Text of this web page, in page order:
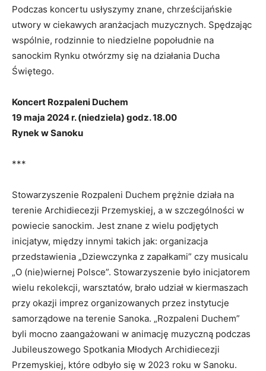
Podczas koncertu usłyszymy znane, chrześcijańskie
utwory w ciekawych aranżacjach muzycznych. Spędzając
wspólnie, rodzinnie to niedzielne popołudnie na
sanockim Rynku otwórzmy się na działania Ducha
Świętego.
Koncert Rozpaleni Duchem
19 maja 2024 r. (niedziela) godz. 18.00
Rynek w Sanoku
***
Stowarzyszenie Rozpaleni Duchem prężnie działa na
terenie Archidiecezji Przemyskiej, a w szczególności w
powiecie sanockim. Jest znane z wielu podjętych
inicjatyw, między innymi takich jak: organizacja
przedstawienia „Dziewczynka z zapałkami” czy musicalu
„O (nie)wiernej Polsce”. Stowarzyszenie było inicjatorem
wielu rekolekcji, warsztatów, brało udział w kiermaszach
przy okazji imprez organizowanych przez instytucje
samorządowe na terenie Sanoka. „Rozpaleni Duchem”
byli mocno zaangażowani w animację muzyczną podczas
Jubileuszowego Spotkania Młodych Archidiecezji
Przemyskiej, które odbyło się w 2023 roku w Sanoku.